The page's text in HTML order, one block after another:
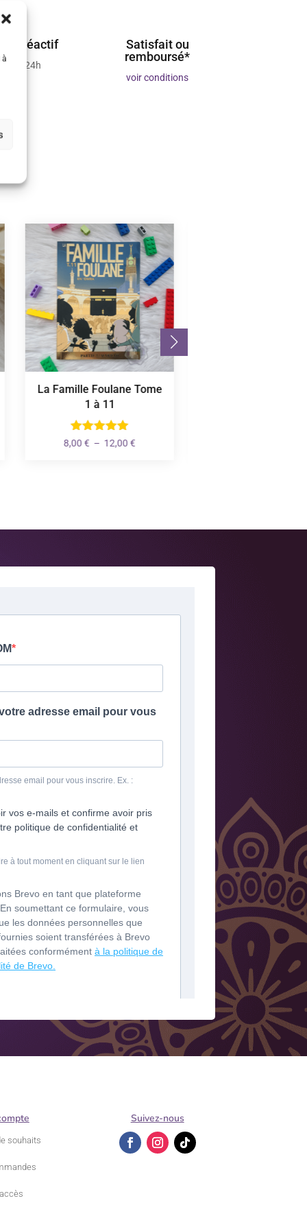
à
réactif
sous 24h
Satisfait ou
remboursé*
voir conditions
La Famille Foulane Tome
1 à 11
8,00 € – 12,00 €Plage
souhaits
Suivez-nous